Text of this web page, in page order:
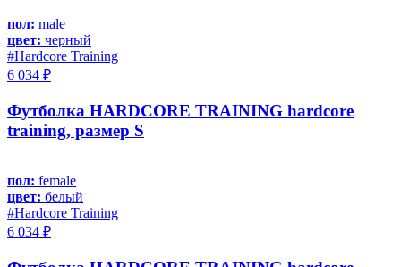
пол: male
цвет: черный
#Hardcore Training
6 034 ₽
Футболка HARDCORE TRAINING hardcore
training, размер S
пол: female
цвет: белый
#Hardcore Training
6 034 ₽